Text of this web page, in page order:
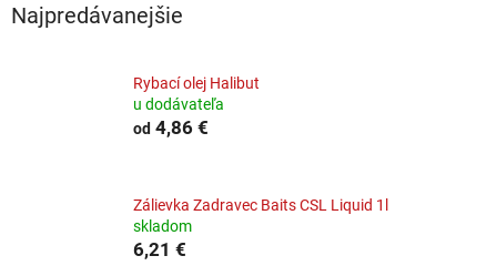
Najpredávanejšie
Rybací olej Halibut
u dodávateľa
od 4,86 €
Zálievka Zadravec Baits CSL Liquid 1l
skladom
6,21 €